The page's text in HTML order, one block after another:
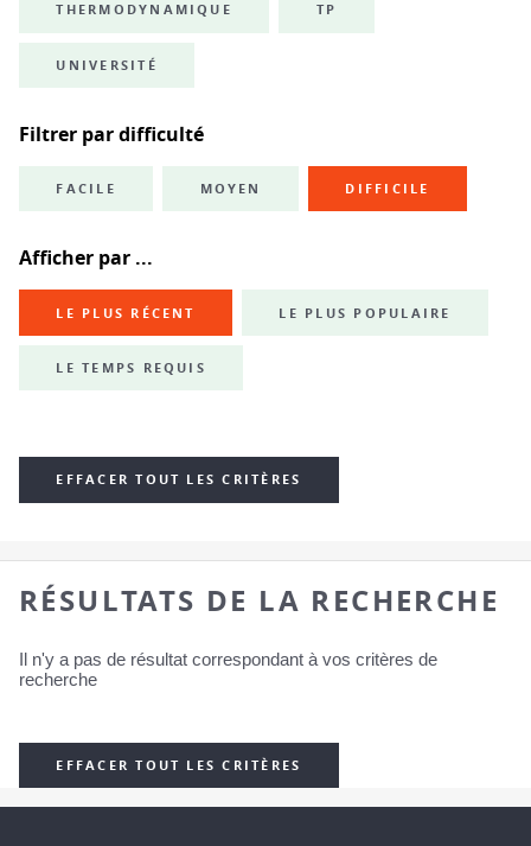
THERMODYNAMIQUE TP
UNIVERSITÉ
Filtrer par difficulté
FACILE MOYEN DIFFICILE
Afficher par ...
LE PLUS RÉCENT LE PLUS POPULAIRE
LE TEMPS REQUIS
EFFACER TOUT LES CRITÈRES
RÉSULTATS DE LA RECHERCHE
Il n'y a pas de résultat correspondant à vos critères de
recherche
EFFACER TOUT LES CRITÈRES